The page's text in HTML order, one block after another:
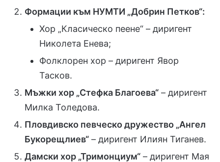
Формации към НУМТИ „Добрин Петков“:
Хор „Класическо пеене“ – диригент
Николета Енева;
Фолклорен хор – диригент Явор
Тасков.
Мъжки хор „Стефка Благоева“ – диригент
Милка Толедова.
Пловдивско певческо дружество „Ангел
Букорещлиев“ – диригент Илиян Тиганев.
Дамски хор „Тримонциум“ – диригент Мая